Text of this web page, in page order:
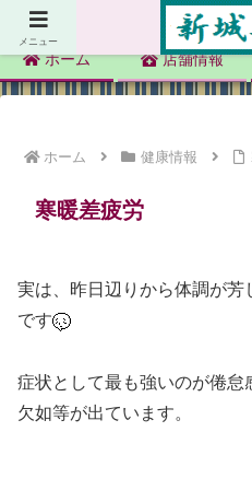
新城
ホーム 店舗情報
ホーム 健康情報
寒暖差疲労
実は、昨日辺りから体調が
です
症状として最も強いのが倦
欠如等が出ています。
メニュー